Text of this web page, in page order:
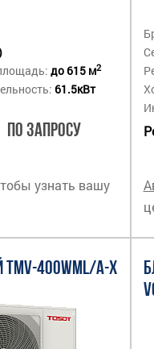
до 615 м2
61.5кВт
По запросу
узнать вашу
400WML/A-X